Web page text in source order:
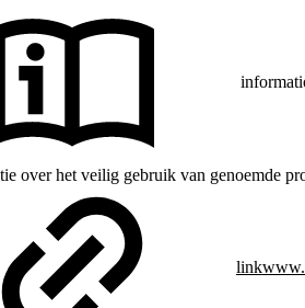
over het veilig gebruik van genoemde
link